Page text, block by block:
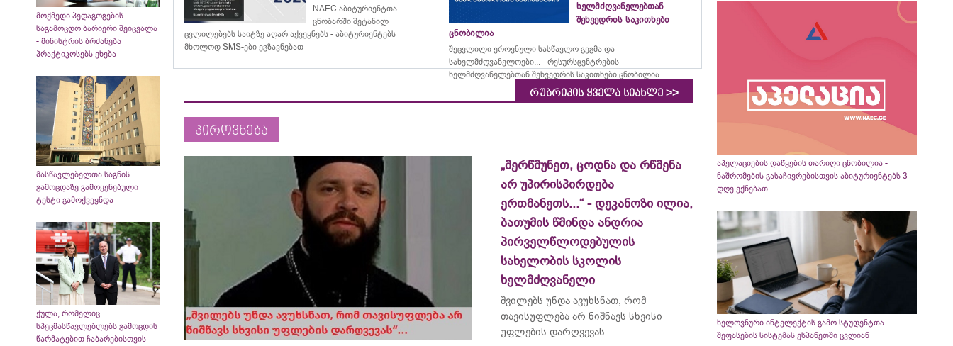
მოქმედი პედაგოგების
საგამოცდო ბარიერი შეიცვალა
- მინისტრის ბრძანება
პრაქტიკოსებს ეხება
მასწავლებელთა საგნის
გამოცდაზე გამოყენებული
ტესტი გამოქვეყნდა
ქულა, რომელიც
სპეცმასწავლებლებს გამოცდის
წარმატებით ჩაბარებისთვის
NAEC აბიტურიენტთა
ცნობარში შეტანილ
ცვლილებებს საიტზე აღარ აქვეყნებს - აბიტურიენტებს
მხოლოდ SMS-ები ეგზავნებათ
ხელმძღვანელებთან
შეხვედრის საკითხები
ცნობილია
შეცვლილი ეროვნული სასწავლო გეგმა და
სახელმძღვანელოები... - რესურსცენტრების
ხელმძღვანელებთან შეხვედრის საკითხები ცნობილია
რუბრიკის ყველა სიახლე >>
პიროვნება
„მერწმუნეთ, ცოდნა და რწმენა
არ უპირისპირდება
ერთმანეთს...“ - დეკანოზი ილია,
ბათუმის წმინდა ანდრია
პირველწლოდებულის
სახელობის სკოლის
ხელმძღვანელი
შვილებს უნდა ავუხსნათ, რომ
თავისუფლება არ ნიშნავს სხვისი
უფლების დარღვევას...
აპელაციების დაწყების თარიღი ცნობილია -
ნაშრომების გასაჩივრებისთვის აბიტურიენტებს 3
დღე ექნებათ
ხელოვნური ინტელექტის გამო სტუდენტთა
შეფასების სისტემას ესპანეთში ცვლიან